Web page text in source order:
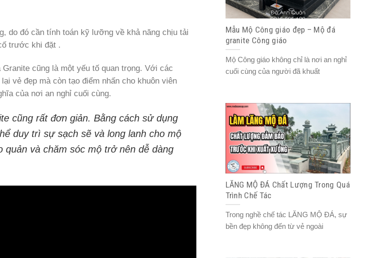
do đó cần tính toán kỹ lưỡng về khả năng chịu tải
trước khi đặt .
cũng là một yếu tố quan trọng. Với các
vẻ đẹp mà còn tạo điểm nhấn cho khuôn viên
của nơi an nghỉ cuối cùng.
cũng rất đơn giản. Bằng cách sử dụng
duy trì sự sạch sẽ và long lanh cho mộ
quản và chăm sóc mộ trở nên dễ dàng
Mẫu Mộ Công giáo đẹp – Mộ đá
granite Công giáo
Mộ Công giáo không chỉ là nơi an nghỉ
cuối cùng của người đã khuất
LĂNG MỘ ĐÁ Chất Lượng Trong Quá
Trình Chế Tác
Trong nghề chế tác LĂNG MỘ ĐÁ, sự
bền đẹp không đến từ vẻ ngoài